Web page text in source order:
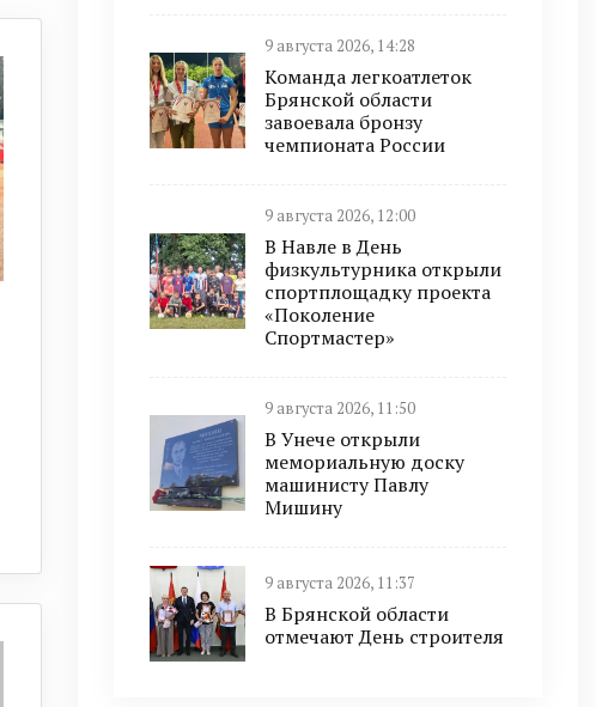
9 августа 2026, 14:28
Команда легкоатлеток
Брянской области
завоевала бронзу
чемпионата России
9 августа 2026, 12:00
В Навле в День
физкультурника открыли
спортплощадку проекта
«Поколение
Спортмастер»
9 августа 2026, 11:50
В Унече открыли
мемориальную доску
машинисту Павлу
Мишину
9 августа 2026, 11:37
В Брянской области
отмечают День строителя